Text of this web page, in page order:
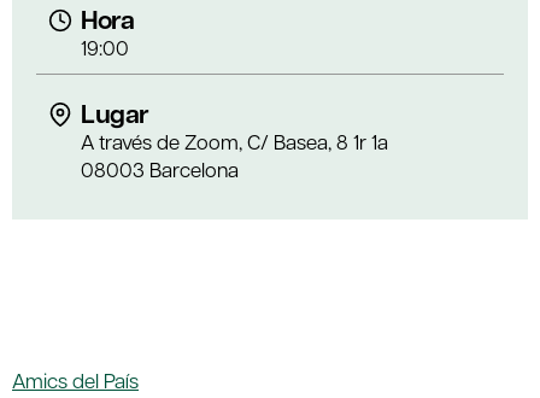
Hora
19:00
Lugar
A través de Zoom, C/ Basea, 8 1r 1a
08003 Barcelona
Amics del País